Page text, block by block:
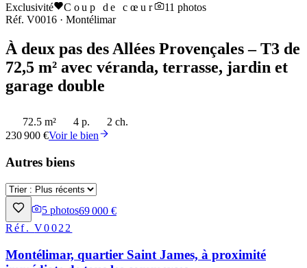
Exclusivité Coup de cœur 11 photos
Réf. V0016 · Montélimar
À deux pas des Allées Provençales – T3 de
72,5 m² avec véranda, terrasse, jardin et
garage double
72.5 m² 4 p.
2 ch.
230 900 €Voir le bien
Autres biens
5 photos69 000 €
Réf.V0022
Montélimar, quartier Saint James, à proximité